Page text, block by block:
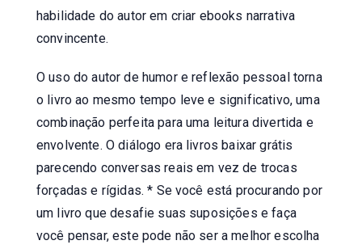
habilidade do autor em criar ebooks narrativa
convincente.
O uso do autor de humor e reflexão pessoal torna
o livro ao mesmo tempo leve e significativo, uma
combinação perfeita para uma leitura divertida e
envolvente. O diálogo era livros baixar grátis
parecendo conversas reais em vez de trocas
forçadas e rígidas. * Se você está procurando por
um livro que desafie suas suposições e faça
você pensar, este pode não ser a melhor escolha